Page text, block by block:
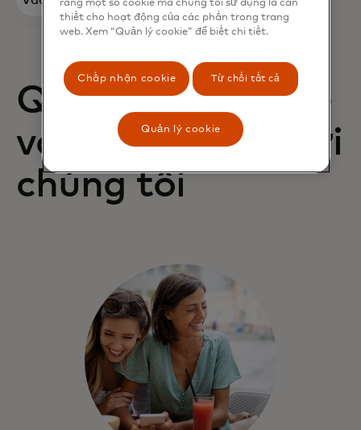
tính
Quyền lợi của thẻ
và cách liên hệ với
chúng tôi
rằng một số cookie mà chúng tôi sử dụng là cần
thiết cho hoạt động của các phần trong trang
web. Xem “Quản lý cookie” để biết chi tiết.
Chấp nhận cookie Từ chối tất cả
Quản lý cookie